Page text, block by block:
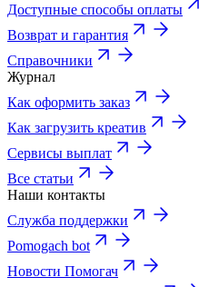
Доступные способы оплаты
Возврат и гарантия
Справочники
Журнал
Как оформить заказ
Как загрузить креатив
Сервисы выплат
Все статьи
Наши контакты
Служба поддержки
Pomogach bot
Новости Помогач